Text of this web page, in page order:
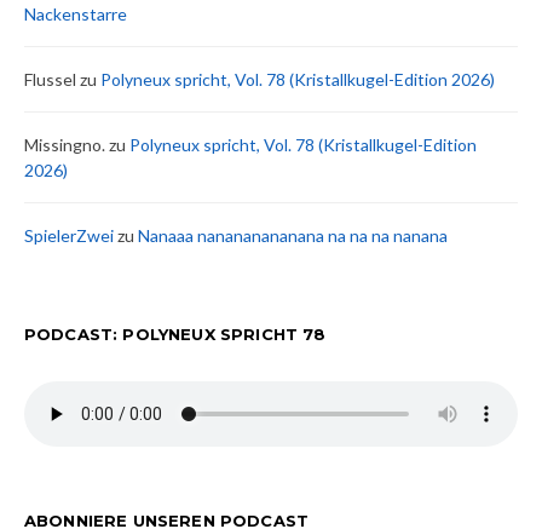
Nackenstarre
Flussel zu Polyneux spricht, Vol. 78 (Kristallkugel-Edition 2026)
Missingno.zu Polyneux spricht, Vol. 78 (Kristallkugel-Edition
2026)
SpielerZweizu Nanaaa nanananananana na na na nanana
PODCAST: POLYNEUX SPRICHT 78
ABONNIERE UNSEREN PODCAST